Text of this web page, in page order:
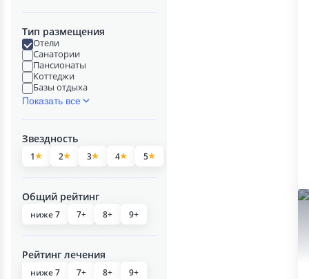
Тип размещения
Отели
Санатории
Пансионаты
Коттеджи
Базы отдыха
Показать все
Звездность
1 2 3 4 5
Общий рейтинг
ниже 7 7+ 8+ 9+
Рейтинг лечения
ниже 7 7+ 8+ 9+